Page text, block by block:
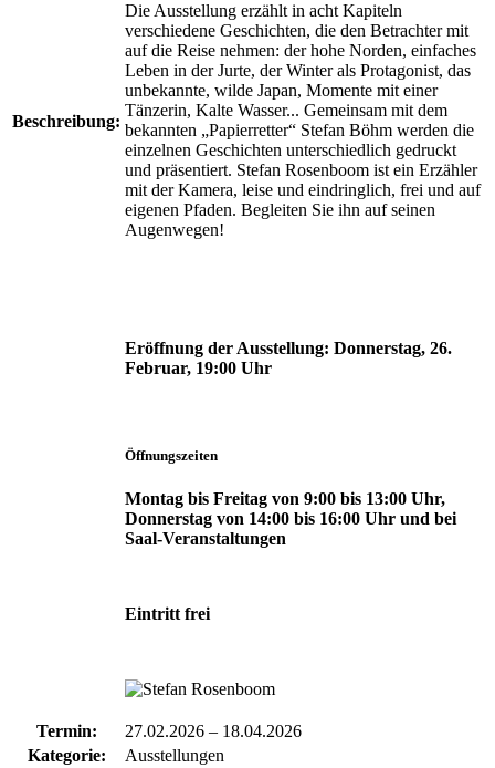
Beschreibung:
Die Ausstellung erzählt in acht Kapiteln
verschiedene Geschichten, die den Betrachter mit
auf die Reise nehmen: der hohe Norden, einfaches
Leben in der Jurte, der Winter als Protagonist, das
unbekannte, wilde Japan, Momente mit einer
Tänzerin, Kalte Wasser... Gemeinsam mit dem
bekannten „Papierretter“ Stefan Böhm werden die
einzelnen Geschichten unterschiedlich gedruckt
und präsentiert. Stefan Rosenboom ist ein Erzähler
mit der Kamera, leise und eindringlich, frei und auf
eigenen Pfaden. Begleiten Sie ihn auf seinen
Augenwegen!
Eröffnung der Ausstellung: Donnerstag, 26.
Februar, 19:00 Uhr
Öffnungszeiten
Montag bis Freitag von 9:00 bis 13:00 Uhr,
Donnerstag von 14:00 bis 16:00 Uhr und bei
Saal-Veranstaltungen
Eintritt frei
Termin: 27.02.2026 – 18.04.2026
Kategorie:
Ausstellungen